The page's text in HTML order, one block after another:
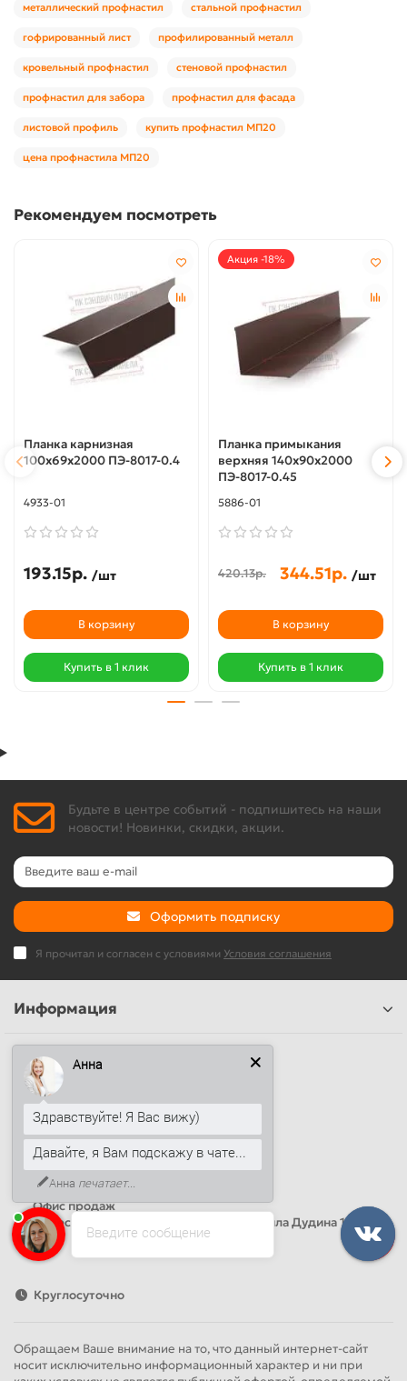
металлический профнастил стальной профнастил
гофрированный лист профилированный металл
кровельный профнастил стеновой профнастил
профнастил для забора профнастил для фасада
листовой профиль купить профнастил МП20
цена профнастила МП20
Рекомендуем посмотреть
Планка карнизная
100х69х2000 ПЭ-8017-0.4
4933-01
193.15р. /шт
В корзину
Купить в 1 клик
Акция -18%
Планка примыкания
верхняя 140х90х2000
ПЭ-8017-0.45
5886-01
420.13р. 344.51р. /шт
В корзину
Купить в 1 клик
Будьте в центре событий - подпишитесь на наши
новости! Новинки, скидки, акции.
Оформить подписку
Я прочитал и согласен с условиями Условия соглашения
Информация
Наши контакты
+7 (812) 389-26-20
+7 (499) 444-14-71
info@sandwichpanelsvspb.ru
Наш адрес
Офис продаж
Адрес: Россия, Санкт-Петербург, Михаила Дудина 15, офис
41
Круглосуточно
Обращаем Ваше внимание на то, что данный интернет-сайт
носит исключительно информационный характер и ни при
Введите сообщение
Анна
Здравствуйте! Я Вас вижу)
Давайте, я Вам подскажу в чате...
Анна печатает...